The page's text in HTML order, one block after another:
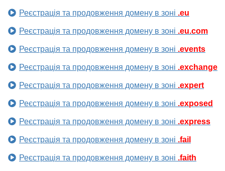
Реєстрація та продовження домену в зоні .eu
Реєстрація та продовження домену в зоні .eu.com
Реєстрація та продовження домену в зоні .events
Реєстрація та продовження домену в зоні .exchange
Реєстрація та продовження домену в зоні .expert
Реєстрація та продовження домену в зоні .exposed
Реєстрація та продовження домену в зоні .express
Реєстрація та продовження домену в зоні .fail
Реєстрація та продовження домену в зоні .faith